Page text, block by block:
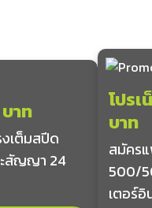
าท
เต็มสปีด
ะสัญญา 24
โปร
บาท
สมัคร
500/
เตอร์อิ